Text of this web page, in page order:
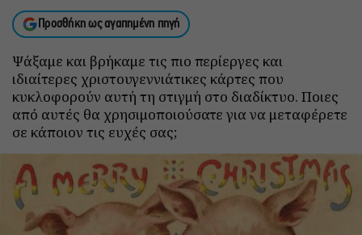
Προσθήκη ως αγαπημένη πηγή
Ψάξαμε και βρήκαμε τις πιο περίεργες και
ιδιαίτερες χριστουγεννιάτικες κάρτες που
κυκλοφορούν αυτή τη στιγμή στο διαδίκτυο. Ποιες
από αυτές θα χρησιμοποιούσατε για να μεταφέρετε
σε κάποιον τις ευχές σας;